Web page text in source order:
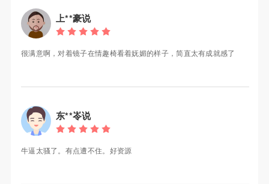
上**豪说
很满意啊，对着镜子在情趣椅看着妩媚的样子，简直太有成就感了
东**岺说
牛逼太骚了。有点遭不住。好资源